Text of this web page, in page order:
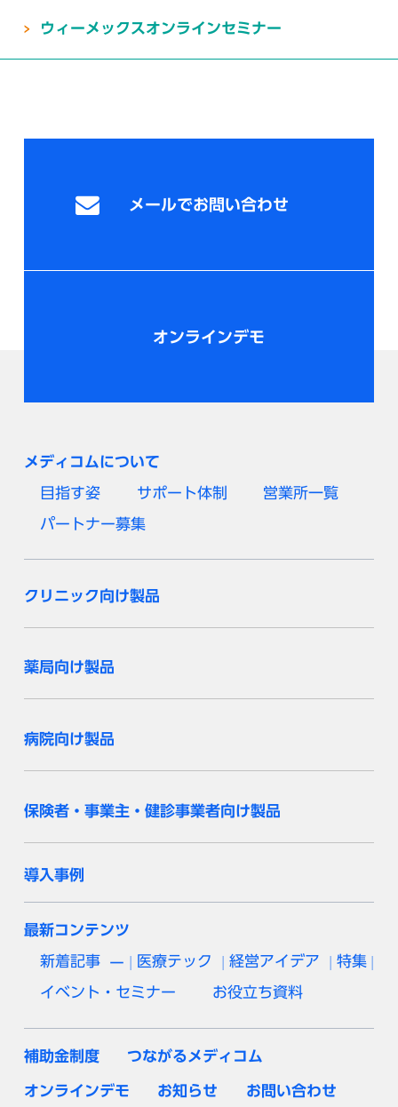
ウィーメックスオンラインセミナー
メールでお問い合わせ
オンラインデモ
メディコムについて
目指す姿 サポート体制 営業所一覧
パートナー募集
クリニック向け製品
薬局向け製品
病院向け製品
保険者・事業主・健診事業者向け製品
導入事例
最新コンテンツ
新着記事 医療テック 経営アイデア 特集
イベント・セミナー お役立ち資料
補助金制度 つながるメディコム
オンラインデモ お知らせ お問い合わせ